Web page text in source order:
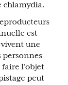
chlamydia.
est
une
personnes
faire l'objet
peut